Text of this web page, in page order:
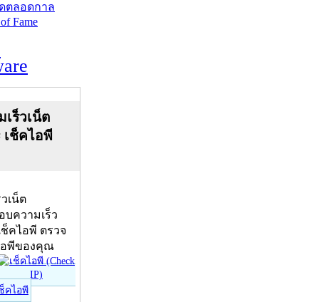
ตลอดกาล
Fame
ร็วเน็ต
เช็คไอพี
เน็ต
บความเร็ว
คไอพี ตรวจ
อพีของคุณ
คไอพี